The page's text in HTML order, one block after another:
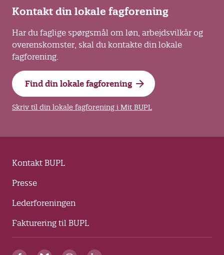
Kontakt din lokale fagforening
Har du faglige spørgsmål om løn, arbejdsvilkår og
overenskomster, skal du kontakte din lokale
fagforening.
Find din lokale fagforening
Skriv til din lokale fagforening i Mit BUPL
Kontakt BUPL
Presse
Lederforeningen
Fakturering til BUPL